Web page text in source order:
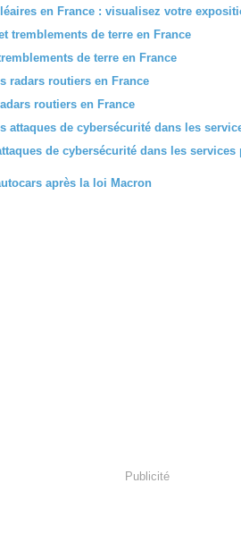
en France : visualisez votre
de terre en France
routiers en France
de cybersécurité dans les
après la loi Macron
Publicité